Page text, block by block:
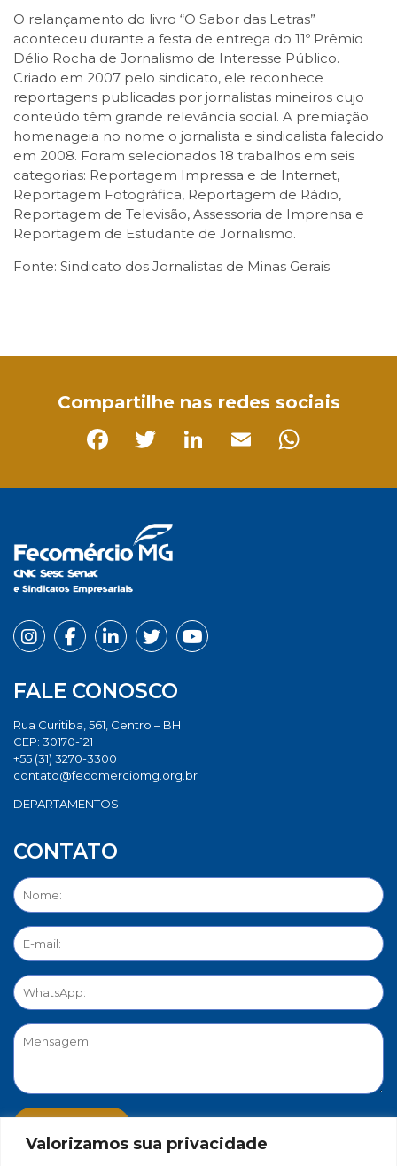
Valorizamos sua privacidade
O relançamento do livro “O Sabor das Letras”
aconteceu durante a festa de entrega do 11º Prêmio
Délio Rocha de Jornalismo de Interesse Público.
Criado em 2007 pelo sindicato, ele reconhece
reportagens publicadas por jornalistas mineiros cujo
conteúdo têm grande relevância social. A premiação
homenageia no nome o jornalista e sindicalista falecido
em 2008. Foram selecionados 18 trabalhos em seis
categorias: Reportagem Impressa e de Internet,
Reportagem Fotográfica, Reportagem de Rádio,
Reportagem de Televisão, Assessoria de Imprensa e
Reportagem de Estudante de Jornalismo.
Fonte: Sindicato dos Jornalistas de Minas Gerais
Compartilhe nas redes sociais
FALE CONOSCO
Rua Curitiba, 561, Centro – BH
CEP: 30170-121
+55 (31) 3270-3300
contato@fecomerciomg.org.br
DEPARTAMENTOS
CONTATO